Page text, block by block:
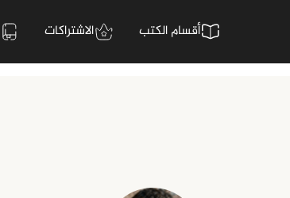
أقسام الكتب الاشتراكات